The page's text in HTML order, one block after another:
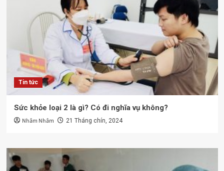
Tin tức
Sức khỏe loại 2 là gì? Có đi nghĩa vụ không?
Nhâm Nhâm 21 Tháng chín, 2024